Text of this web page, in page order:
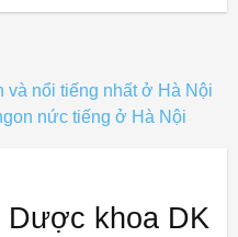
và nổi tiếng nhất ở Hà Nội
nức tiếng ở Hà Nội
Dược khoa DK